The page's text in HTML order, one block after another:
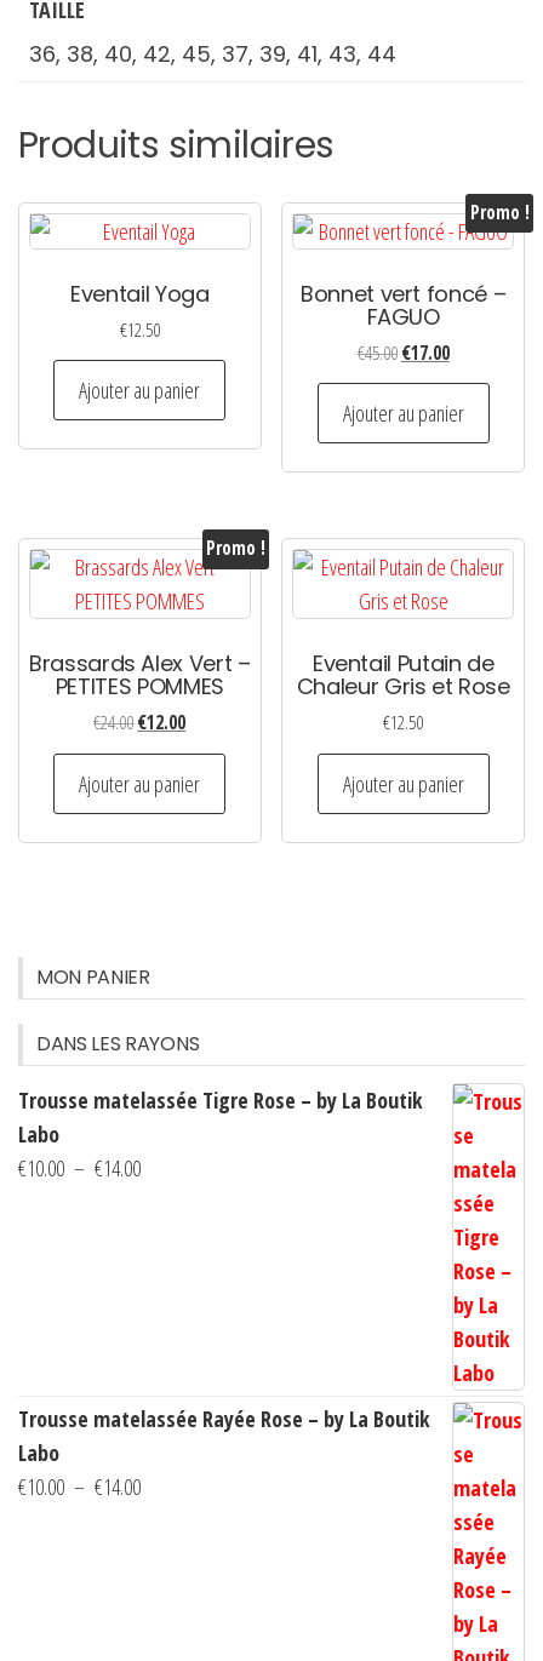
TAILLE
36, 38, 40, 42, 45, 37, 39, 41, 43, 44
Produits similaires
Eventail Yoga
€12.50
Ajouter au panier
Promo !
Bonnet vert foncé –
FAGUO
€45.00 Le
prix
initial
était :
€45.00.
€17.00Le
prix
actuel
est :
€17.00.
Ajouter au panier
Promo !
Brassards Alex Vert –
PETITES POMMES
€24.00Le
prix
initial
était :
€24.00.
€12.00Le
prix
actuel
est :
€12.00.
Ajouter au panier
Eventail Putain de
Chaleur Gris et Rose
€12.50
Ajouter au panier
MON PANIER
DANS LES RAYONS
Trousse matelassée Tigre Rose – by La Boutik
Labo
€10.00 – €14.00Plage
Trousse matelassée Rayée Rose – by La Boutik
Labo
€10.00 – €14.00Plage